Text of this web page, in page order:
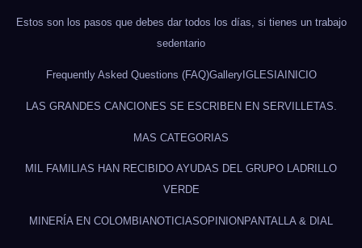
Estos son los pasos que debes dar todos los días, si tienes un trabajo
sedentario
Frequently Asked Questions (FAQ)GalleryIGLESIAINICIO
LAS GRANDES CANCIONES SE ESCRIBEN EN SERVILLETAS.
MAS CATEGORIAS
MIL FAMILIAS HAN RECIBIDO AYUDAS DEL GRUPO LADRILLO
VERDE
MINERÍA EN COLOMBIANOTICIASOPINION PANTALLA & DIAL